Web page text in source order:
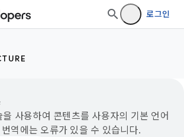
로그인
사용하여 콘텐츠를 사용자의 기본 언어
역에는 오류가 있을 수 있습니다.